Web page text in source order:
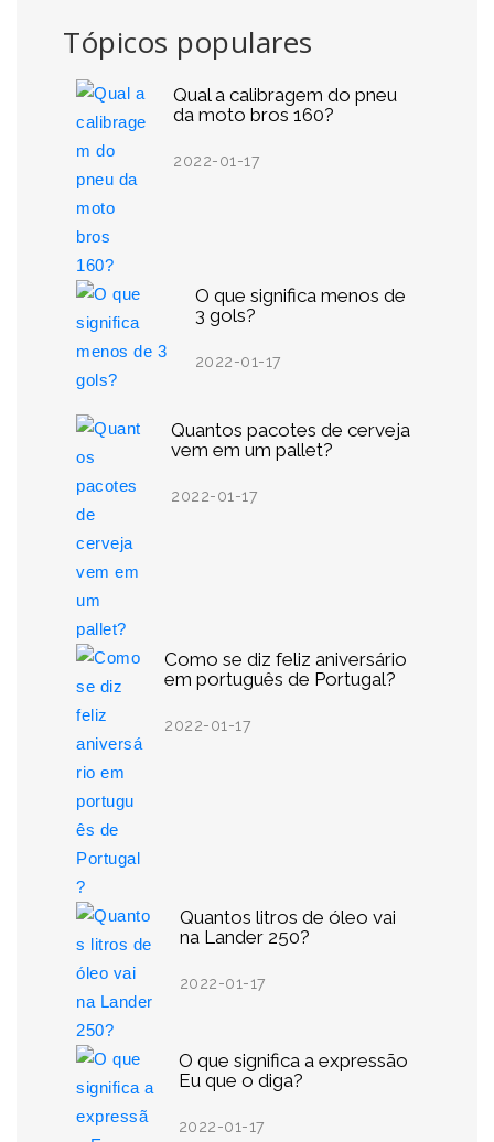
Tópicos populares
Qual a calibragem do pneu
da moto bros 160?
2022-01-17
O que significa menos de
3 gols?
2022-01-17
Quantos pacotes de cerveja
vem em um pallet?
2022-01-17
Como se diz feliz aniversário
em português de Portugal?
2022-01-17
Quantos litros de óleo vai
na Lander 250?
2022-01-17
O que significa a expressão
Eu que o diga?
2022-01-17